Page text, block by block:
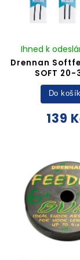
Drennan
SOFT 20-
Ihned k
139
Do